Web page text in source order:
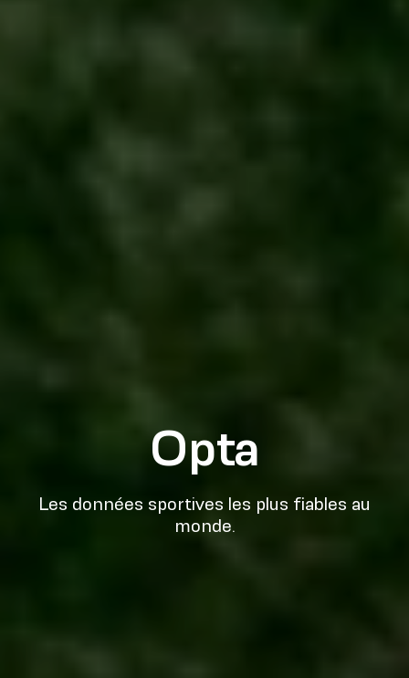
Opta
Les données sportives les plus fiables au
monde.